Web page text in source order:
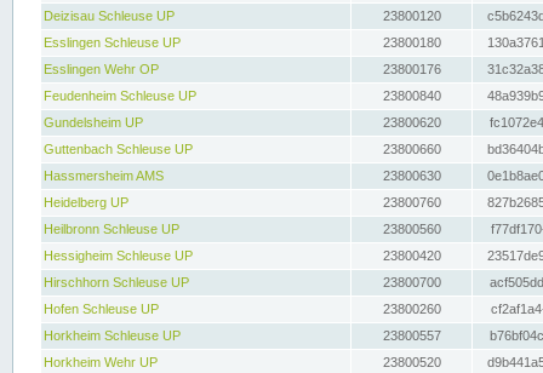
Deizisau Schleuse UP
23800120
Esslingen Schleuse UP
23800180
Esslingen Wehr OP
23800176
Feudenheim Schleuse UP
23800840
Gundelsheim UP
23800620
Guttenbach Schleuse UP
23800660
Hassmersheim AMS
23800630
Heidelberg UP
23800760
Heilbronn Schleuse UP
23800560
Hessigheim Schleuse UP
23800420
Hirschhorn Schleuse UP
23800700
Hofen Schleuse UP
23800260
Horkheim Schleuse UP
23800557
Horkheim Wehr UP
23800520